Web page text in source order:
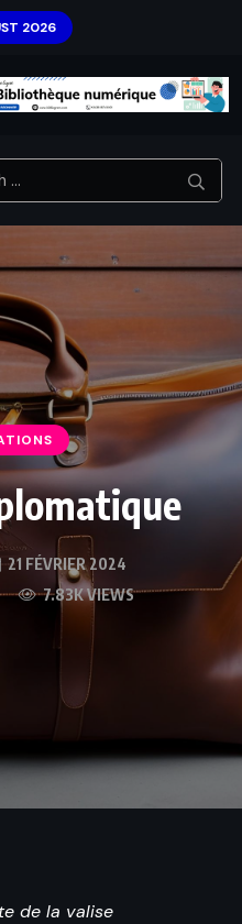
2026
21 FÉVRIER 2024
7.83K VIEWS
de la valise